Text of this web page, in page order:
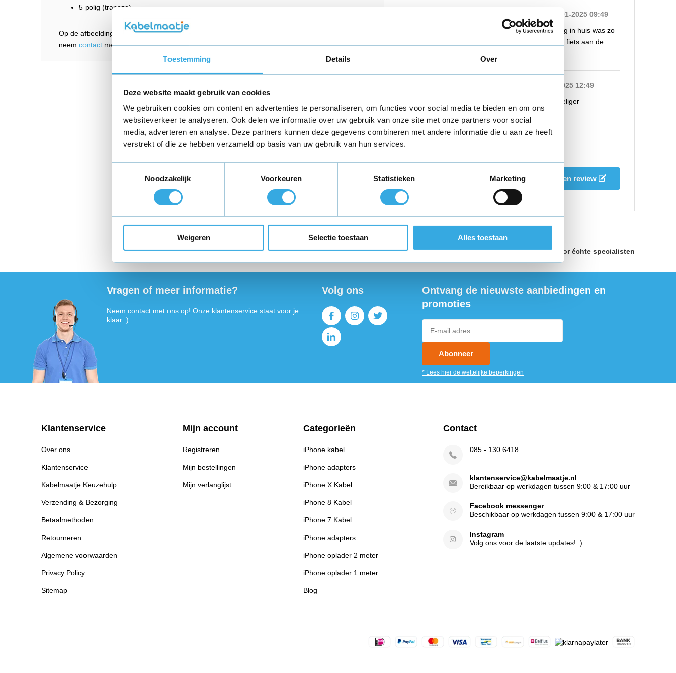
Toestemming Details Over
Deze website maakt gebruik van cookies
We gebruiken cookies om content en advertenties te personaliseren, om functies voor social media te bieden en om ons
websiteverkeer te analyseren. Ook delen we informatie over uw gebruik van onze site met onze partners voor social
media, adverteren en analyse. Deze partners kunnen deze gegevens combineren met andere informatie die u aan ze heeft
verstrekt of die ze hebben verzameld op basis van uw gebruik van hun services.
Noodzakelijk
Voorkeuren Statistieken Marketing
Weigeren Selectie toestaan Alles toestaan
5 polig (trapeze)
Op de afbeeldingen bij de verschillende opladers zijn deze stekkers te zien. Bij twijfel
neem contact met ons op voor aanvullende informatie en wij helpen u graag verder. MG
aan 18-01-2025 09:49
Hele snelle service de zelfde dag in huis was zo
verbaast en zo blij kon gelijk me fiets aan de
SN
aan 14-01-2025 12:49
Deze oplader is een stuk voordeliger
Schrijf je eigen review
Vandaag voor 18:00 besteld,morgen in huis* Gratis verzendingbinnen Nederland Geselecteerd dooréchte specialisten
Vragen of meer informatie?
Neem contact met ons op! Onze klantenservice staat voor je
klaar :)
Volg ons
Ontvang de nieuwste aanbiedingen en
promoties
Abonneer
* Lees hier de wettelijke beperkingen
Klantenservice
Over ons
Klantenservice
Kabelmaatje Keuzehulp
Verzending & Bezorging
Betaalmethoden
Retourneren
Algemene voorwaarden
Privacy Policy
Sitemap
Mijn account
Registreren
Mijn bestellingen
Mijn verlanglijst
Categorieën
iPhone kabel
iPhone adapters
iPhone X Kabel
iPhone 8 Kabel
iPhone 7 Kabel
iPhone adapters
iPhone oplader 2 meter
iPhone oplader 1 meter
Blog
Contact
085 - 130 6418
klantenservice@kabelmaatje.nl
Bereikbaar op werkdagen tussen 9:00 & 17:00 uur
Facebook messenger
Beschikbaar op werkdagen tussen 9:00 & 17:00 uur
Instagram
Volg ons voor de laatste updates! :)